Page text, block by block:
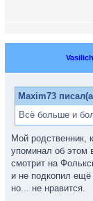
Vasilich
Maxim73
Всё больше и
Мой родственник,
упоминал об этом
смотрит на
и не подкопил ещё
но... не нравится.